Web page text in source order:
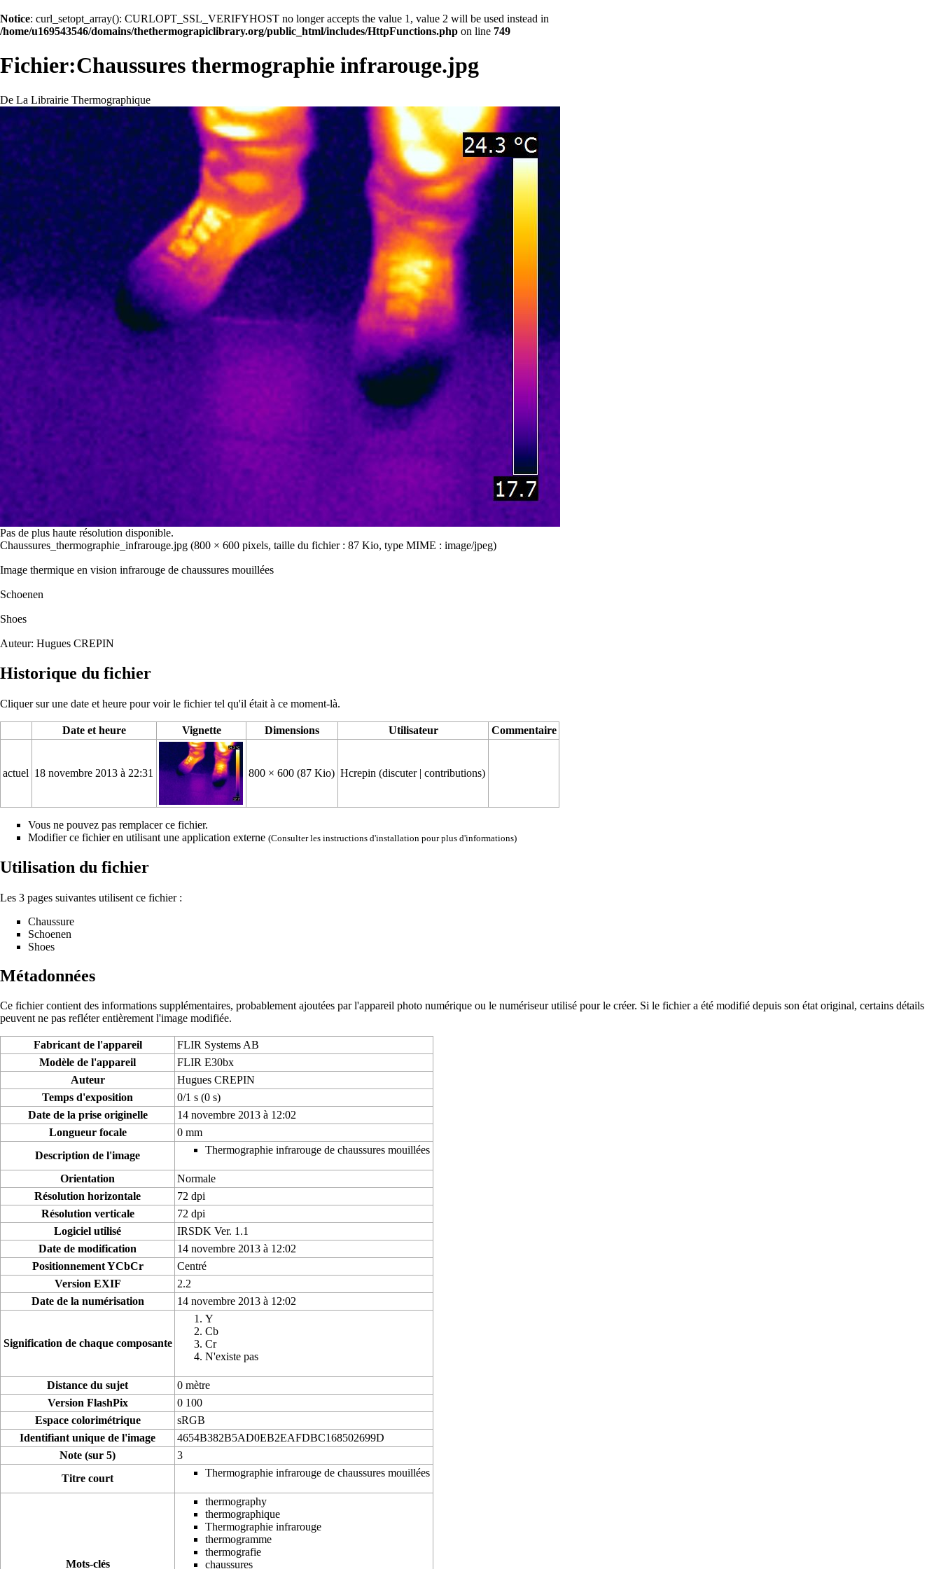
Notice: curl_setopt_array(): CURLOPT_SSL_VERIFYHOST no longer accepts the value 1, value 2 will be used instead in
/home/u169543546/domains/thethermograpiclibrary.org/public_html/includes/HttpFunctions.php on line 749
Fichier:Chaussures thermographie infrarouge.jpg
De La Librairie Thermographique
Pas de plus haute résolution disponible.
Chaussures_thermographie_infrarouge.jpg (800 × 600 pixels, taille du fichier : 87 Kio, type MIME : image/jpeg)
Image thermique en vision infrarouge de chaussures mouillées
Schoenen
Shoes
Auteur: Hugues CREPIN
Historique du fichier
Cliquer sur une date et heure pour voir le fichier tel qu'il était à ce moment-là.
Date et heure Vignette Dimensions Utilisateur Commentaire
actuel 18 novembre 2013 à 22:31 800 × 600(87 Kio) Hcrepin (discuter|contributions)
Vous ne pouvez pas remplacer ce fichier.
Modifier ce fichier en utilisant une application externe (Consulterles instructions d'installation pour plus d'informations)
Utilisation du fichier
Les 3 pages suivantes utilisent ce fichier :
Chaussure
Schoenen
Shoes
Métadonnées
Ce fichier contient des informations supplémentaires, probablement ajoutées par l'appareil photo numérique ou le numériseur utilisé pour le créer. Si le fichier a été modifié depuis son état original, certains détails
peuvent ne pas refléter entièrement l'image modifiée.
Fabricant de l'appareil
FLIR Systems AB
Modèle de l'appareil
FLIR E30bx
Auteur
Hugues CREPIN
Temps d'exposition
0/1 s (0 s)
Date de la prise originelle
14 novembre 2013 à 12:02
Longueur focale
0 mm
Description de l'image
Thermographie infrarouge de chaussures mouillées
Orientation
Normale
Résolution horizontale
72 dpi
Résolution verticale
72 dpi
Logiciel utilisé
IRSDK Ver. 1.1
Date de modification
14 novembre 2013 à 12:02
Positionnement YCbCr
Centré
Version EXIF
2.2
Date de la numérisation
14 novembre 2013 à 12:02
Signification de chaque composante
Y
Cb
Cr
N'existe pas
Distance du sujet
0 mètre
Version FlashPix
0 100
Espace colorimétrique
sRGB
Identifiant unique de l'image
4654B382B5AD0EB2EAFDBC168502699D
Note (sur 5)
3
Titre court
Thermographie infrarouge de chaussures mouillées
Mots-clés
thermography
thermographique
Thermographie infrarouge
thermogramme
thermografie
chaussures